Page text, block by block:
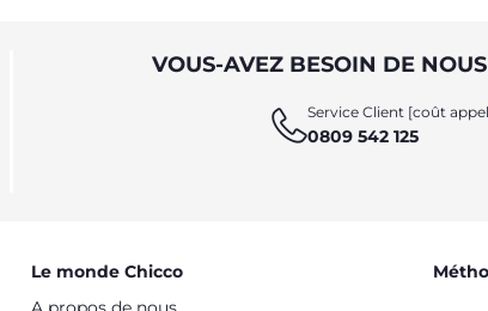
VOUS-AVEZ BESOIN DE
Service Client [coût
0809 542 125
Le monde Chicco